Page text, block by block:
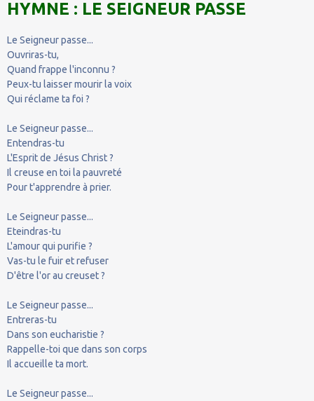
HYMNE : LE SEIGNEUR PASSE
Le Seigneur passe...
Ouvriras-tu,
Quand frappe l'inconnu ?
Peux-tu laisser mourir la voix
Qui réclame ta foi ?
Le Seigneur passe...
Entendras-tu
L'Esprit de Jésus Christ ?
Il creuse en toi la pauvreté
Pour t'apprendre à prier.
Le Seigneur passe...
Eteindras-tu
L'amour qui purifie ?
Vas-tu le fuir et refuser
D'être l'or au creuset ?
Le Seigneur passe...
Entreras-tu
Dans son eucharistie ?
Rappelle-toi que dans son corps
Il accueille ta mort.
Le Seigneur passe...